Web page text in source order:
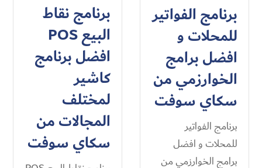
برنامج نقاط
البيع POS
افضل برنامج
كاشير
لمختلف
المجالات من
سكاي سوفت
برنامج الفواتير
للمحلات و
افضل برامج
الخوارزمي من
سكاي سوفت
برنامج الفواتير
للمحلات و افضل
برامج الخوارزمي من